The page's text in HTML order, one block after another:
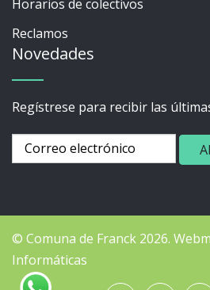
Horarios de colectivos
Reclamos
Novedades
Regístrese para recibir las
© Comuna de Franck 2026.
Informáticas